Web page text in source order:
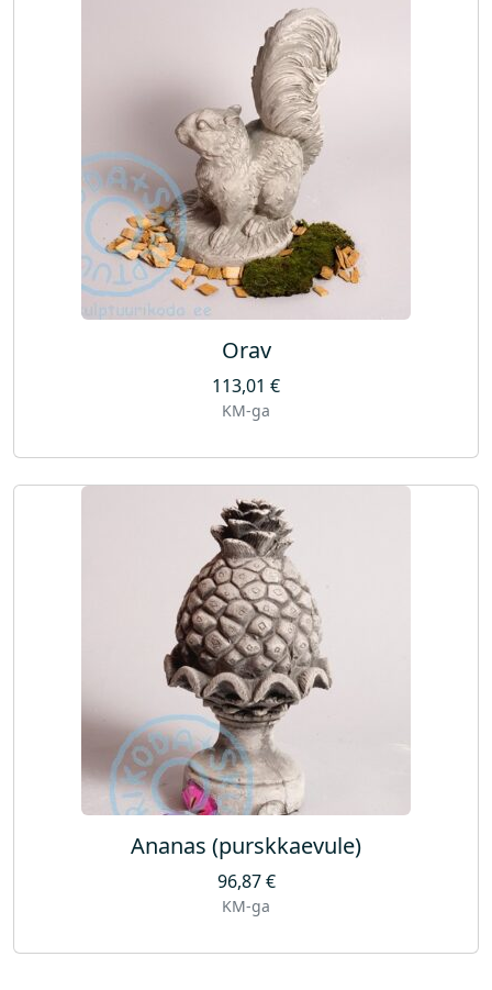
Orav
113,01 €
KM-ga
Ananas (purskkaevule)
96,87€
KM-ga